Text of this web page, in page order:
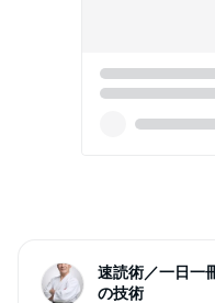
速読術／一日一
の技術